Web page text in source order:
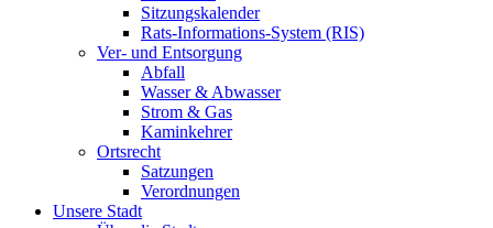
Sitzungskalender
Rats-Informations-System (RIS)
Ver- und Entsorgung
Abfall
Wasser & Abwasser
Strom & Gas
Kaminkehrer
Ortsrecht
Satzungen
Verordnungen
Unsere Stadt